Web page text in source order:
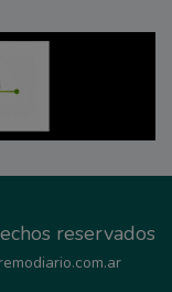
reservados